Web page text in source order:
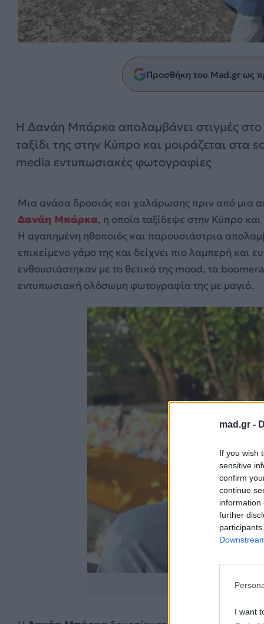
mad.gr -
If you wish
sensitive
confirm
continue
information
further
I want
Προσθήκη του Mad.gr ως
Η Δανάη Μπάρκα απολαμβάνει στιγμές στο
ταξίδι της στην Κύπρο και μοιράζεται στα
media εντυπωσιακές φωτογραφίες
Μια ανάσα δροσιάς και χαλάρωσης πριν από μια
Δανάη Μπάρκα, η οποία ταξίδεψε στην Κύπρο
Η αγαπημένη ηθοποιός και παρουσιάστρια
επικείμενο γάμο της και δείχνει πιο λαμπερή και
ενθουσιάστηκαν με το θετικό της mood, τα
εντυπωσιακή ολόσωμη φωτογραφία της με μαγιό.
https://